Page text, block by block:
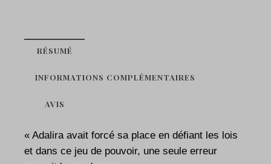
RÉSUMÉ
INFORMATIONS COMPLÉMENTAIRES
AVIS
« Adalira avait forcé sa place en défiant les lois
et dans ce jeu de pouvoir, une seule erreur